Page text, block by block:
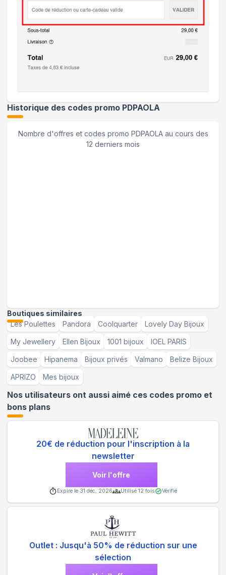
Historique des codes promo PDPAOLA
Nombre d'offres et codes promo PDPAOLAau cours des
12 derniers mois
Boutiques similaires
Les Poulettes
Pandora Coolquarter Lovely Day Bijoux
My Jewellery Ellen Bijoux 1001 bijoux IOEL PARIS
Joobee Hipanema Bijoux privés Valmano Belize Bijoux
APRIZO Mes bijoux
Nos utilisateurs ont aussi aimé ces codes promo et
bons plans
20€ de réduction pour l'inscription à la
newsletter
Voir l'offre
Expire le 31 déc. 2026 Utilisé 12 fois Vérifié
Outlet : Jusqu'à 50% de réduction sur une
sélection